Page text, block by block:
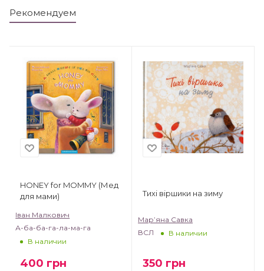
Рекомендуем
HONEY for MOMMY (Мед
для мами)
Іван Малкович
А-ба-ба-га-ла-ма-га
В наличии
400 грн
Тихі віршики на зиму
Мар’яна Савка
ВСЛ
В наличии
350 грн